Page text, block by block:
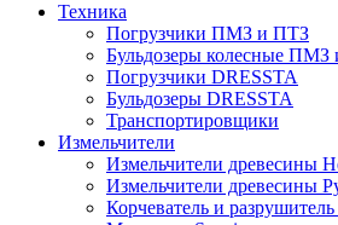
Техника
Погрузчики ПМЗ и ПТЗ
Бульдозеры колесные
Погрузчики DRESSTA
Бульдозеры DRESSTA
Транспортировщики
Измельчители
Измельчители древесины
Измельчители древесины
Корчеватель и